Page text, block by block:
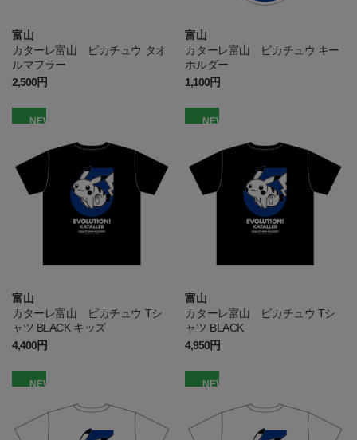
富山
カターレ富山 ピカチュウ タオ
ルマフラー
2,500円
富山
カターレ富山 ピカチュウ キー
ホルダー
1,100円
NEW
富山
カターレ富山 ピカチュウ Tシ
ャツ BLACK キッズ
4,400円
NEW
富山
カターレ富山 ピカチュウ Tシ
ャツ BLACK
4,950円
NEW NEW